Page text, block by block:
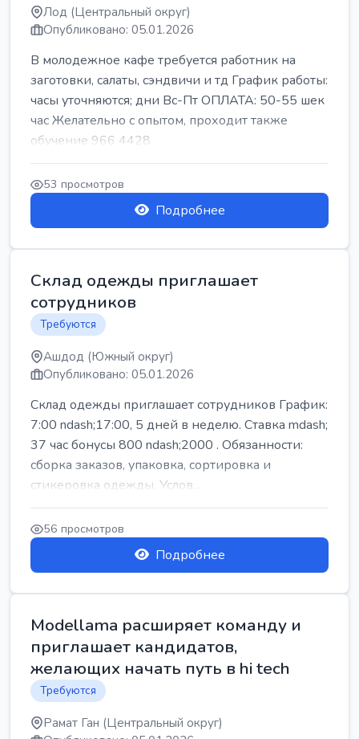
Лод (Центральный округ)
Опубликовано: 05.01.2026
В молодежное кафе требуется работник на
заготовки, салаты, сэндвичи и тд График работы:
часы уточняются; дни Вс-Пт ОПЛАТА: 50-55 шек
час Желательно с опытом, проходит также
обучение 966 4428
53 просмотров
Подробнее
Склад одежды приглашает
сотрудников
Требуются
Ашдод (Южный округ)
Опубликовано: 05.01.2026
Склад одежды приглашает сотрудников График:
7:00 ndash;17:00, 5 дней в неделю. Ставка mdash;
37 час бонусы 800 ndash;2000 . Обязанности:
сборка заказов, упаковка, сортировка и
стикеровка одежды. Услов...
56 просмотров
Подробнее
Modellama расширяет команду и
приглашает кандидатов,
желающих начать путь в hi tech
Требуются
Рамат Ган (Центральный округ)